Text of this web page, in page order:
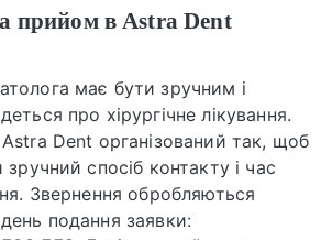
прийом в Astra Dent
має бути зручним і
про хірургічне лікування.
Dent організований так, щоб
зручний спосіб контакту і час
Звернення обробляються
подання заявки: